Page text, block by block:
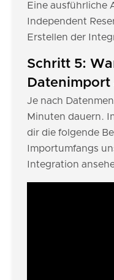
Eine ausführliche
Independent
Erstellen der
Schritt 5:
Je nach
Minuten dauern.
dir die folgende
Importumfangs
Integration